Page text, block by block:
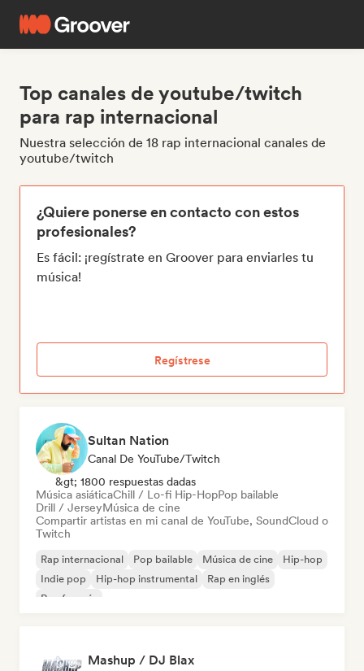
Top canales de youtube/twitch
para rap internacional
Nuestra selección de 18 rap internacional canales de
youtube/twitch
¿Quiere ponerse en contacto con estos
profesionales?
Es fácil: ¡regístrate en Groover para enviarles tu
música!
Regístrese
Sultan Nation
Canal De YouTube/Twitch
&gt; 1800 respuestas dadas
Música asiáticaChill / Lo-fi Hip-HopPop bailable
Drill / JerseyMúsica de cine
Compartir artistas en mi canal de YouTube, SoundCloud o
Twitch
Rap internacional Pop bailable Música de cine
Hip-hop
Indie pop
Hip-hop instrumental
Rap en inglés
Rap francés
Mashup / DJ Blax